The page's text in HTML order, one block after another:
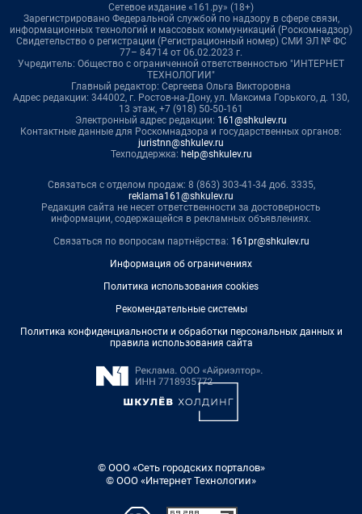
Сетевое издание «161.ру» (18+)
Зарегистрировано Федеральной службой по надзору в сфере связи,
информационных технологий и массовых коммуникаций (Роскомнадзор)
Свидетельство о регистрации (Регистрационный номер) СМИ ЭЛ № ФС
77– 84714 от 06.02.2023 г.
Учредитель: Общество с ограниченной ответственностью "ИНТЕРНЕТ
ТЕХНОЛОГИИ"
Главный редактор: Сергеева Ольга Викторовна
Адрес редакции: 344002, г. Ростов-на-Дону, ул. Максима Горького, д. 130,
13 этаж, +7 (918) 50-50-161
Электронный адрес редакции: 161@shkulev.ru
Контактные данные для Роскомнадзора и государственных органов:
juristnn@shkulev.ru
Техподдержка: help@shkulev.ru
Связаться с отделом продаж: 8 (863) 303-41-34 доб. 3335,
reklama161@shkulev.ru
Редакция сайта не несет ответственности за достоверность
информации, содержащейся в рекламных объявлениях.
Связаться по вопросам партнёрства: 161pr@shkulev.ru
Информация об ограничениях
Политика использования cookies
Рекомендательные системы
Политика конфиденциальности и обработки персональных данных и
правила использования сайта
© ООО «Сеть городских порталов»
© ООО «Интернет Технологии»